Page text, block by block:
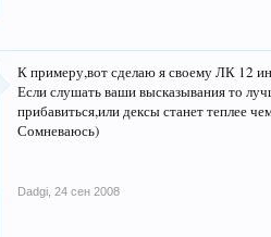
К примеру,вот сделаю я своему ЛК 12
Если слушать ваши высказывания то
прибавиться,или дексы станет теплее
Сомневаюсь)
Dadgi 24 сен 2008